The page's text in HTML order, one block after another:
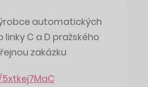
výrobce automatických
C a D pražského
zakázku